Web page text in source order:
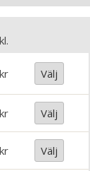
Välj
Välj
Välj